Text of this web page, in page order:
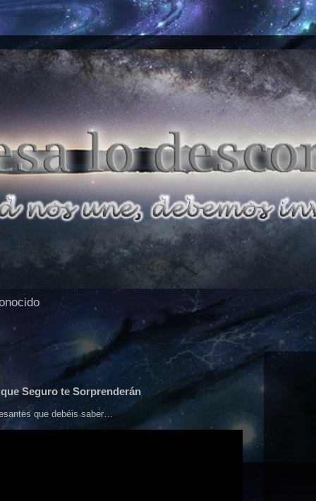
Seguro te Sorprenderán
que debéis saber…